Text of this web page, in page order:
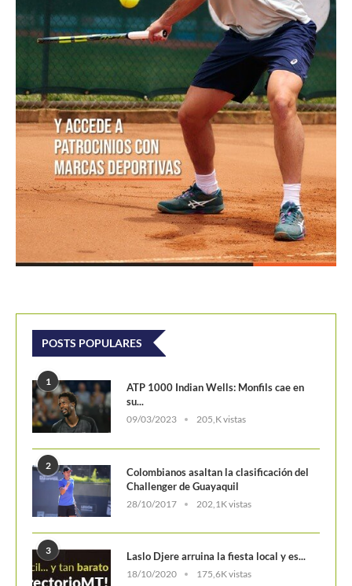
POSTS POPULARES
1
ATP 1000 Indian Wells: Monfils cae en
su...
2
Colombianos asaltan la clasificación del
Challenger de Guayaquil
3 Laslo Djere arruina la fiesta local y es...